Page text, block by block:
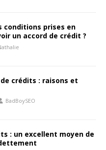
conditions prises en
un accord de crédit ?
crédits : raisons et
BadBoySEO
: un excellent moyen de